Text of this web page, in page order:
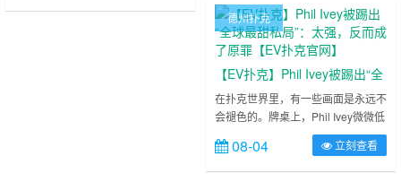
三分）贡献16分。 ……
德州扑克
【EV扑克】Phil Ivey被踢出“全
球最甜私局”：太强，反而成了
原罪【EV扑克官网】
在扑克世界里，有一些画面是永远不
会褪色的。牌桌上，Phil Ivey微微低
头，目光从帽檐下穿过来，直直地钉
在你脸上。没有表情，只有那双冷
淡、锐利的眼睛——仿佛能直接读出
08-04 立刻查看